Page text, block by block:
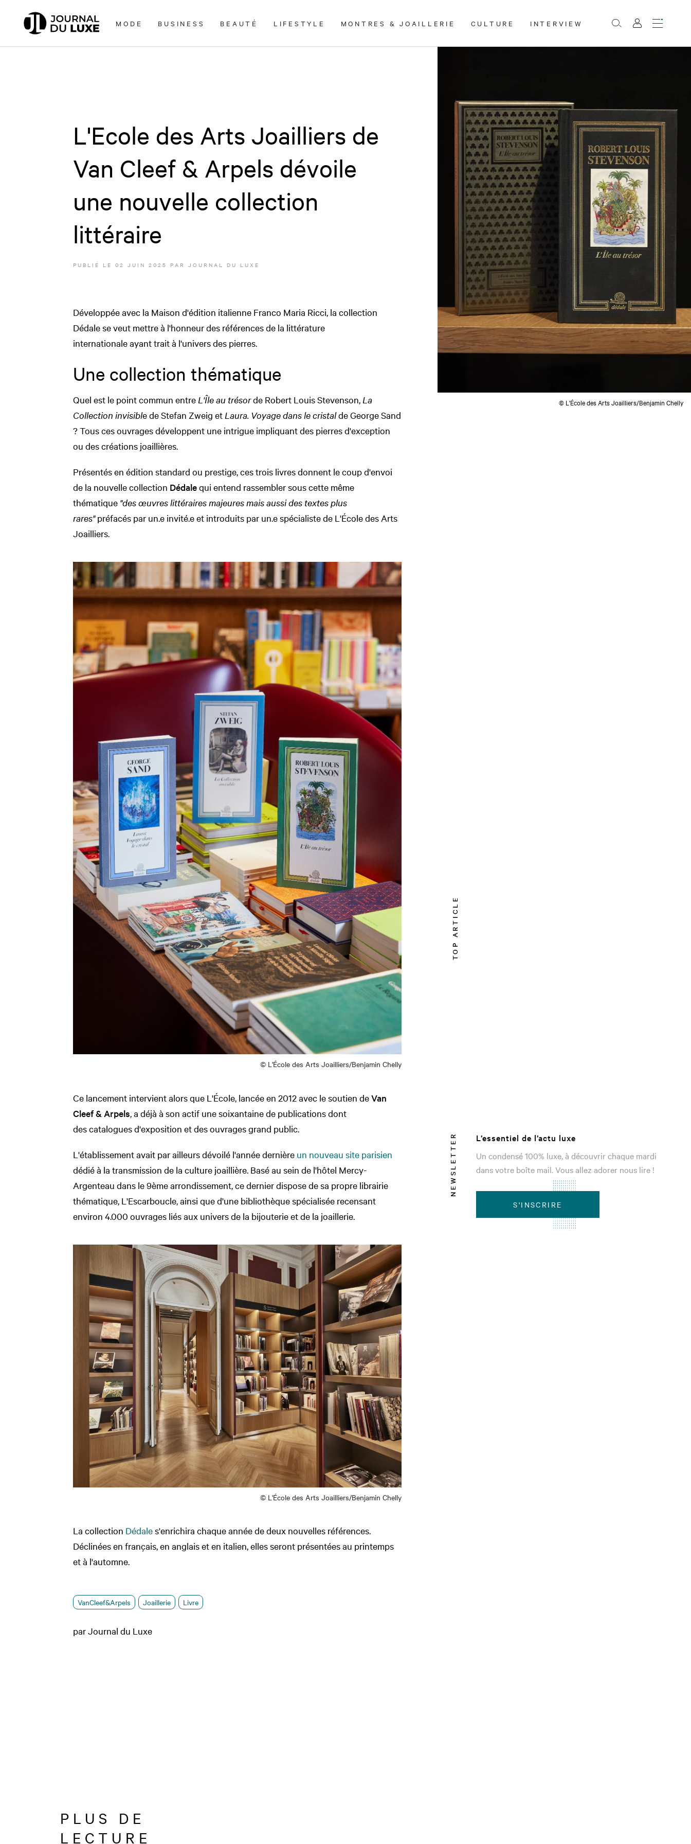
directement
MODE BUSINESS BEAUTÉ LIFESTYLE MONTRES & JOAILLERIE CULTURE INTERVIEW Rechercher
Mon
compte
Menu
L'Ecole des Arts Joailliers de
Van Cleef & Arpels dévoile
une nouvelle collection
littéraire
PUBLIÉ LE 02 JUIN 2025 PAR JOURNAL DU LUXE
Développée avec la Maison d'édition italienne Franco Maria Ricci, la collection
Dédale se veut mettre à l'honneur des références de la littérature
internationale ayant trait à l'univers des pierres.
Une collection thématique
Quel est le point commun entre L'Île au trésorde Robert Louis Stevenson, La
Collection invisible de Stefan Zweig et Laura. Voyage dans le cristalde George Sand
? Tous ces ouvrages développent une intrigue impliquant des pierres d'exception
ou des créations joaillières.
Présentés en édition standard ou prestige, ces trois livres donnent le coup d'envoi
de la nouvelle collection Dédalequi entend rassembler sous cette même
thématique "des œuvres littéraires majeures mais aussi des textes plus
rares"préfacés par un.e invité.e et introduits par un.e spécialiste de L'École des Arts
Joailliers.
© L'École des Arts Joailliers/Benjamin Chelly
Ce lancement intervient alors que L'École, lancée en 2012 avec le soutien deVan
Cleef & Arpels , a déjà à son actif une soixantaine de publications dont
des catalogues d'exposition et des ouvrages grand public.
L'établissement avait par ailleurs dévoilé l'année dernière un nouveau site parisien
dédié à la transmission de la culture joaillière. Basé au sein de l'hôtel Mercy-
Argenteau dans le 9ème arrondissement, ce dernier dispose de sa propre librairie
thématique, L'Escarboucle, ainsi que d'une bibliothèque spécialisée recensant
environ 4.000 ouvrages liés aux univers de la bijouterie et de la joaillerie.
© L'École des Arts Joailliers/Benjamin Chelly
La collection Dédales'enrichira chaque année de deux nouvelles références.
Déclinées en français, en anglais et en italien, elles seront présentées au printemps
et à l'automne.
VanCleef&Arpels Joaillerie Livre
par Journal du Luxe
© L'École des Arts Joailliers/Benjamin Chelly
TOP ARTICLE
NEWSLETTER
L’essentiel de l’actu luxe
Un condensé 100% luxe, à découvrir chaque mardi
dans votre boîte mail. Vous allez adorer nous lire !
S'INSCRIRE
PLUS DE
LECTURE